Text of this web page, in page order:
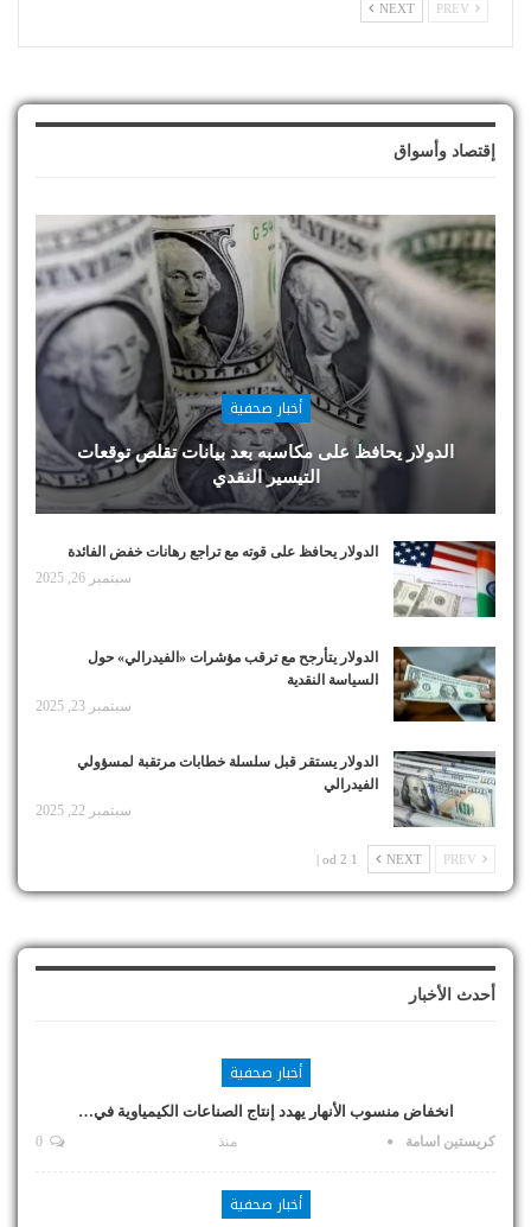
NEXT
إقتصاد وأسواق
أخبار صحفية
الدولار يحافظ على مكاسبه بعد بيانات تقلص توقعات
التيسير النقدي
الدولار يحافظ على قوته مع تراجع رهانات خفض الفائدة
سبتمبر 26, 2025
الدولار يتأرجح مع ترقب مؤشرات «الفيدرالي» حول
السياسة النقدية
سبتمبر 23, 2025
الدولار يستقر قبل سلسلة خطابات مرتقبة لمسؤولي
الفيدرالي
سبتمبر 22, 2025
NEXT
1 od 2 |
أحدث الأخبار
أخبار صحفية
انخفاض منسوب الأنهار يهدد إنتاج الصناعات الكيمياوية في…
كريستين اسامة منذ
أخبار صحفية